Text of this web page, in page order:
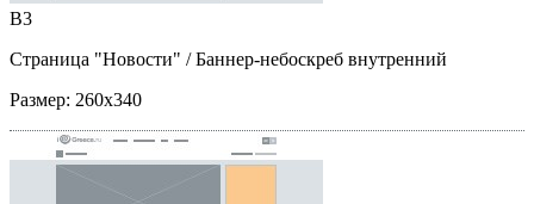
B3
Страница "Новости" / Баннер-небоскреб внутренний
Размер: 260x340